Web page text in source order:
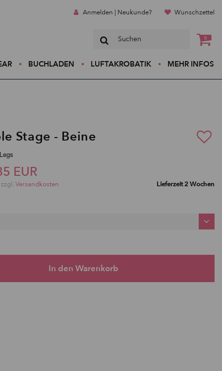
Anmelden | Neukunde? Wunschzettel
0
BUCHLADEN LUFTAKROBATIK MEHR INFOS
Stage - Beine
EUR
Versandkosten Lieferzeit 2 Wochen